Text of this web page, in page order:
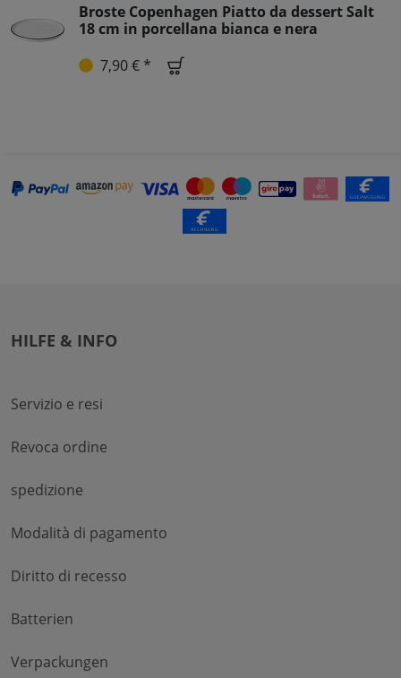
Broste Copenhagen Piatto da dessert Salt
18 cm in porcellana bianca e nera
7,90 € *
HILFE & INFO
Servizio e resi
Revoca ordine
spedizione
Modalità di pagamento
Diritto di recesso
Batterien
Verpackungen